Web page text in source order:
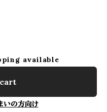
available
いの方向け